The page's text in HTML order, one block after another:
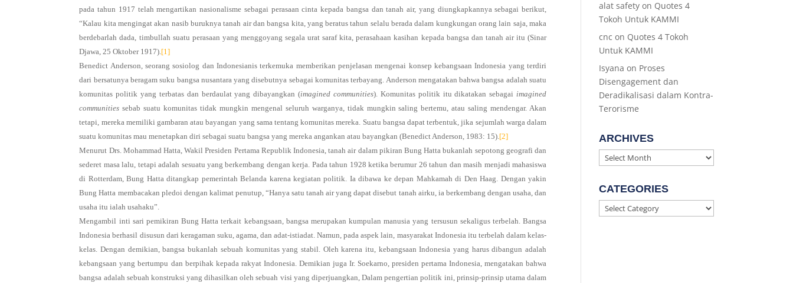
pada tahun 1917 telah mengartikan nasionalisme sebagai perasaan cinta kepada bangsa dan tanah air, yang diungkapkannya sebagai berikut,
“Kalau kita mengingat akan nasib buruknya tanah air dan bangsa kita, yang beratus tahun selalu berada dalam kungkungan orang lain saja, maka
berdebarlah dada, timbullah suatu perasaan yang menggoyang segala urat saraf kita, perasahaan kasihan kepada bangsa dan tanah air itu (Sinar
Djawa, 25 Oktober 1917).[1]
Benedict Anderson, seorang sosiolog dan Indonesianis terkemuka memberikan penjelasan mengenai konsep kebangsaan Indonesia yang terdiri
dari bersatunya beragam suku bangsa nusantara yang disebutnya sebagai komunitas terbayang. Anderson mengatakan bahwa bangsa adalah suatu
komunitas politik yang terbatas dan berdaulat yang dibayangkan (imagined communities). Komunitas politik itu dikatakan sebagaiimagined
communities sebab suatu komunitas tidak mungkin mengenal seluruh warganya, tidak mungkin saling bertemu, atau saling mendengar. Akan
tetapi, mereka memiliki gambaran atau bayangan yang sama tentang komunitas mereka. Suatu bangsa dapat terbentuk, jika sejumlah warga dalam
suatu komunitas mau menetapkan diri sebagai suatu bangsa yang mereka angankan atau bayangkan (Benedict Anderson, 1983: 15).[2]
Menurut Drs. Mohammad Hatta, Wakil Presiden Pertama Republik Indonesia, tanah air dalam pikiran Bung Hatta bukanlah sepotong geografi dan
sederet masa lalu, tetapi adalah sesuatu yang berkembang dengan kerja. Pada tahun 1928 ketika berumur 26 tahun dan masih menjadi mahasiswa
di Rotterdam, Bung Hatta ditangkap pemerintah Belanda karena kegiatan politik. Ia dibawa ke depan Mahkamah di Den Haag. Dengan yakin
Bung Hatta membacakan pledoi dengan kalimat penutup, “Hanya satu tanah air yang dapat disebut tanah airku, ia berkembang dengan usaha, dan
usaha itu ialah usahaku”.
Mengambil inti sari pemikiran Bung Hatta terkait kebangsaan, bangsa merupakan kumpulan manusia yang tersusun sekaligus terbelah. Bangsa
Indonesia berhasil disusun dari keragaman suku, agama, dan adat-istiadat. Namun, pada aspek lain, masyarakat Indonesia itu terbelah dalam kelas-
kelas. Dengan demikian, bangsa bukanlah sebuah komunitas yang stabil. Oleh karena itu, kebangsaan Indonesia yang harus dibangun adalah
kebangsaan yang bertumpu dan berpihak kepada rakyat Indonesia. Demikian juga Ir. Soekarno, presiden pertama Indonesia, mengatakan bahwa
bangsa adalah sebuah konstruksi yang dihasilkan oleh sebuah visi yang diperjuangkan, Dalam pengertian politik ini, prinsip-prinsip utama dalam
alat safety on Quotes 4
Tokoh Untuk KAMMI
cnc on Quotes 4 Tokoh
Untuk KAMMI
Isyana on Proses
Disengagement dan
Deradikalisasi dalam Kontra-
Terorisme
ARCHIVES
Archives
CATEGORIES
Categories